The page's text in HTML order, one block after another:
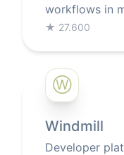
workflows in
★ 27.600
Ⓦ
Windmill
Developer